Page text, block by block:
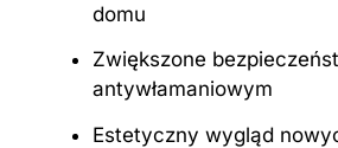
domu
Zwiększone
antywłamaniowym
Estetyczny wygląd